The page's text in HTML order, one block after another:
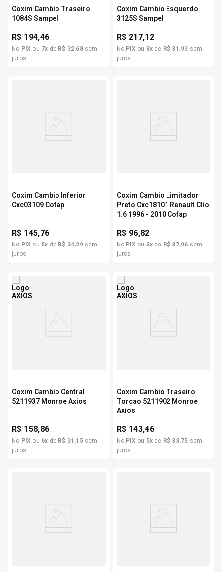
Coxim Cambio Traseiro
1084S Sampel
R$ 194,46
No PIX ou 7x de R$ 32,68sem
juros
Coxim Cambio Esquerdo
3125S Sampel
R$ 217,12
No PIX ou 8xde R$ 31 ,93 sem
juros
Coxim Cambio Inferior
Cxc03109 Cofap
R$ 145,76
No PIX ou 5x de R$ 34,29sem
juros
Coxim Cambio Limitador
Preto Cxc18101 Renault Clio
1.6 1996 - 2010 Cofap
R$ 96,82
No PIX ou 3xde R$ 37,96 sem
juros
Coxim Cambio Central
5211937 Monroe Axios
R$ 158,86
No PIX ou 6x de R$ 31 ,15sem
juros
Coxim Cambio Traseiro
Torcao 5211902 Monroe
Axios
R$ 143,46
No PIX ou 5xde R$ 33,75 sem
juros